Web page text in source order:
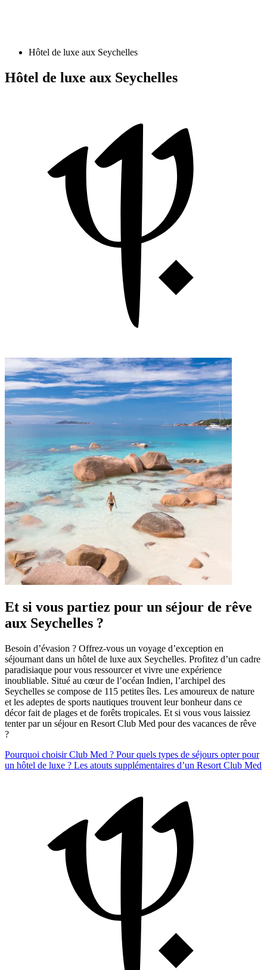
Hôtel de luxe aux Seychelles
Hôtel de luxe aux Seychelles
Et si vous partiez pour un séjour de rêve
aux Seychelles ?
Besoin d’évasion ? Offrez-vous un voyage d’exception en
séjournant dans un hôtel de luxe aux Seychelles. Profitez d’un cadre
paradisiaque pour vous ressourcer et vivre une expérience
inoubliable. Situé au cœur de l’océan Indien, l’archipel des
Seychelles se compose de 115 petites îles. Les amoureux de nature
et les adeptes de sports nautiques trouvent leur bonheur dans ce
décor fait de plages et de forêts tropicales. Et si vous vous laissiez
tenter par un séjour en Resort Club Med pour des vacances de rêve
?
Pourquoi choisir Club Med ? Pour quels types de séjours opter pour
un hôtel de luxe ? Les atouts supplémentaires d’un Resort Club Med